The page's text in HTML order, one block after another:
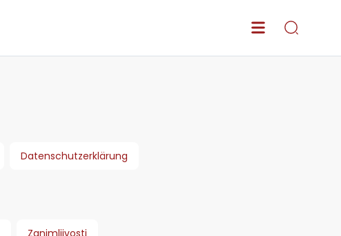
Datenschutzerklärung
Zanimljivosti